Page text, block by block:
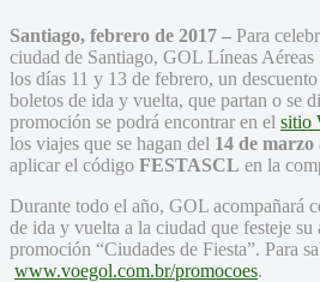
Santiago, febrero de 2017 – Para
ciudad de Santiago, GOL Líneas
los días 11 y 13 de febrero, un
boletos de ida y vuelta, que partan o se
promoción se podrá encontrar en el sitio
los viajes que se hagan del 14 de
aplicar el código FESTASCL en la
Durante todo el año, GOL acompañará
de ida y vuelta a la ciudad que festeje su
promoción “Ciudades de Fiesta”. Para
www.voegol.com.br/promocoes.